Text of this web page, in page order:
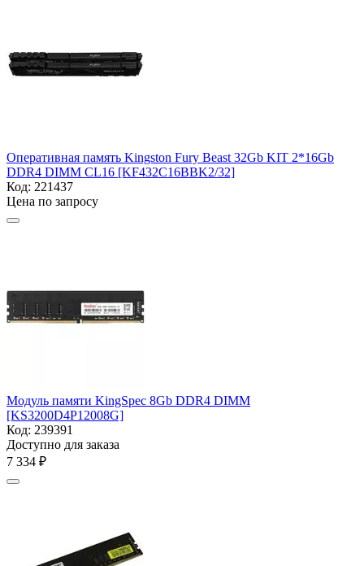
Оперативная память Kingston Fury Beast 32Gb KIT 2*16Gb
DDR4 DIMM CL16 [KF432C16BBK2/32]
Код: 221437
Цена по запросу
Модуль памяти KingSpec 8Gb DDR4 DIMM
[KS3200D4P12008G]
Код: 239391
Доступно для заказа
7 334 ₽